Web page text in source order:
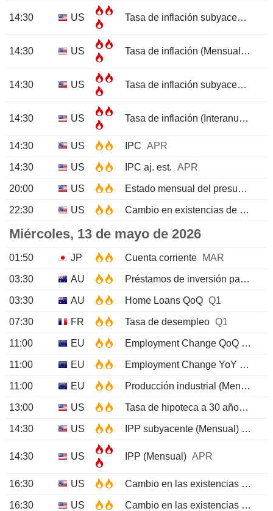
14:30 US Tasa de inflación subyacente (Mensual)
14:30 US Tasa de inflación (Mensual)
14:30 US Tasa de inflación subyacente (Interanual)
14:30 US Tasa de inflación (Interanual)
14:30 US IPC APR
14:30 US IPC aj. est. APR
20:00 US Estado mensual del presupuesto
22:30 US Cambio en existencias de crudo API
Miércoles, 13 de mayo de 2026
01:50 JP Cuenta corriente MAR
03:30 AU Préstamos de inversión para viviendas
03:30 AU Home Loans QoQ Q1
07:30 FR Tasa de desempleo Q1
11:00 EU Employment Change QoQ Prel
11:00 EU Employment Change YoY Prel
11:00 EU Producción industrial (Mensual)
13:00 US Tasa de hipoteca a 30 años MBA
14:30 US IPP subyacente (Mensual)APR
14:30 US IPP (Mensual) APR
16:30 US Cambio en las existencias de gasolina EIA
16:30 US Cambio en las existencias de petróleo crudo EIA